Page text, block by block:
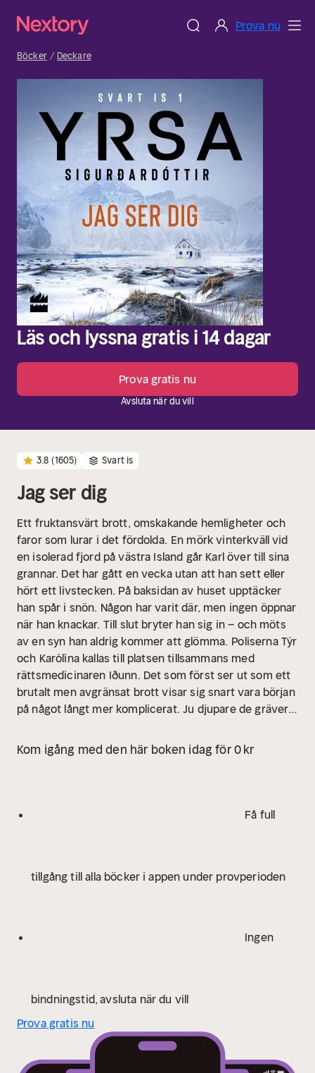
Prova nu
Böcker Deckare
Läs och lyssna gratis i 14 dagar
Prova gratis nu
Avsluta när du vill
3.8 (1605) Svart is
Jag ser dig
Ett fruktansvärt brott, omskakande hemligheter och
faror som lurar i det fördolda. En mörk vinterkväll vid
en isolerad fjord på västra Island går Karl över till sina
grannar. Det har gått en vecka utan att han sett eller
hört ett livstecken. På baksidan av huset upptäcker
han spår i snön. Någon har varit där, men ingen öppnar
när han knackar. Till slut bryter han sig in – och möts
av en syn han aldrig kommer att glömma. Poliserna Týr
och Karólína kallas till platsen tillsammans med
rättsmedicinaren Iðunn. Det som först ser ut som ett
brutalt men avgränsat brott visar sig snart vara början
på något långt mer komplicerat. Ju djupare de gräver i
bakom fasaden döljer sig sanningar som någon är
beredd att göra vad som helst för att skydda.
som kommer att hålla dig vaken långt in på
till fler än 30 språk. För sin bokserie om Huldar och
”Yrsa Sigurðardóttir fångar det isländska
deckarläsning.” GUNILLA WEDDING, Skånska Dagbladet
Kom igång med den här boken idag för 0 kr
Få full
tillgång till alla böcker i appen under provperioden
Ingen
bindningstid, avsluta när du vill
Prova gratis nu